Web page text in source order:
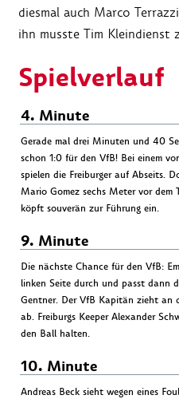
diesmal auch Marco
ihn musste Tim Kleindienst
Spielverlauf
4. Minute
Gerade mal drei Minuten und 40
schon 1:0 für den VfB! Bei einem
spielen die Freiburger auf Abseits.
Mario Gomez sechs Meter vor
köpft souverän zur Führung ein.
9. Minute
Die nächste Chance für den VfB:
linken Seite durch und passt dann
Gentner. Der VfB Kapitän zieht an
ab. Freiburgs Keeper Alexander
den Ball halten.
10. Minute
Andreas Beck sieht wegen eines